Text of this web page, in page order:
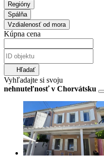
Regióny
Spálňa
Vzdialenosť od mora
Kúpna cena
Hľadať
Vyhľadajte si svoju
nehnuteľnosť v Chorvátsku